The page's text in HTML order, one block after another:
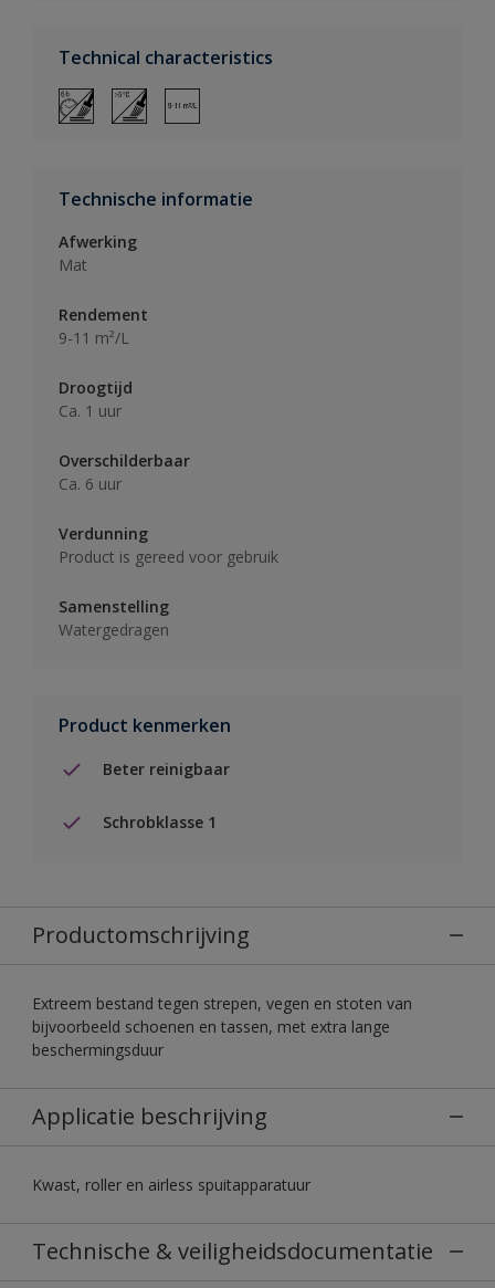
Technical characteristics
Technische informatie
Afwerking
Mat
Rendement
9-11 m²/L
Droogtijd
Ca. 1 uur
Overschilderbaar
Ca. 6 uur
Verdunning
Product is gereed voor gebruik
Samenstelling
Watergedragen
Product kenmerken
Beter reinigbaar
Schrobklasse 1
Productomschrijving
Extreem bestand tegen strepen, vegen en stoten van
bijvoorbeeld schoenen en tassen, met extra lange
beschermingsduur
Applicatie beschrijving
Kwast, roller en airless spuitapparatuur
Technische & veiligheidsdocumentatie